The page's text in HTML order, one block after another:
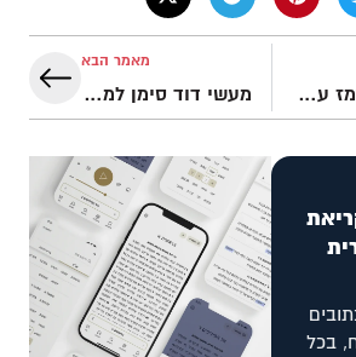
דוד המלך מרמז על משיח ישראל
מאמר הבא
מעשי דוד סימן למשיח
בכל